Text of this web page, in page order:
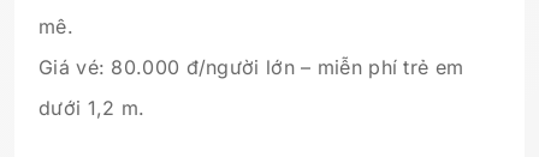
mê.
Giá vé: 80.000 đ/người lớn – miễn phí trẻ em
dưới 1,2 m.